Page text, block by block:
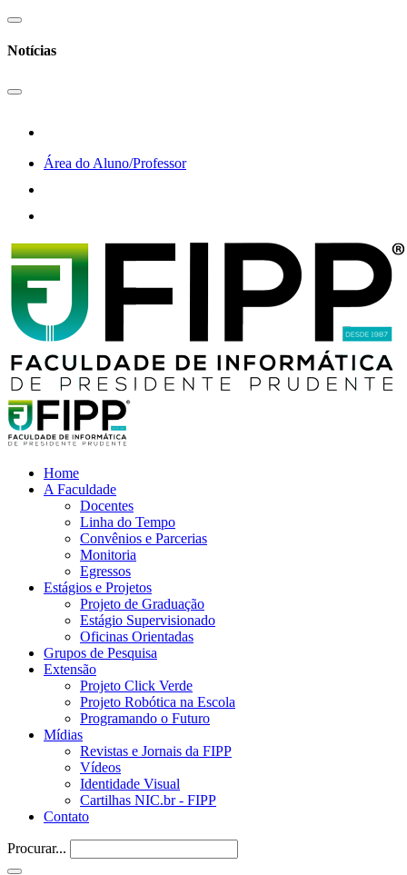
Notícias
Área do Aluno/Professor
Home
A Faculdade
Docentes
Linha do Tempo
Convênios e Parcerias
Monitoria
Egressos
Estágios e Projetos
Projeto de Graduação
Estágio Supervisionado
Oficinas Orientadas
Grupos de Pesquisa
Extensão
Projeto Click Verde
Projeto Robótica na Escola
Programando o Futuro
Mídias
Revistas e Jornais da FIPP
Vídeos
Identidade Visual
Cartilhas NIC.br - FIPP
Contato
Procurar...